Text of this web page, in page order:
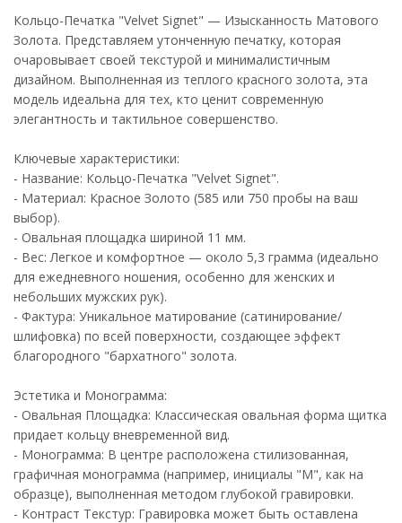
Кольцо-Печатка "Velvet Signet" — Изысканность Матового
Золота. Представляем утонченную печатку, которая
очаровывает своей текстурой и минималистичным
дизайном. Выполненная из теплого красного золота, эта
модель идеальна для тех, кто ценит современную
элегантность и тактильное совершенство.
Ключевые характеристики:
- Название: Кольцо-Печатка "Velvet Signet".
- Материал: Красное Золото (585 или 750 пробы на ваш
выбор).
- Овальная площадка шириной 11 мм.
- Вес: Легкое и комфортное — около 5,3 грамма (идеально
для ежедневного ношения, особенно для женских и
небольших мужских рук).
- Фактура: Уникальное матирование (сатинирование/
шлифовка) по всей поверхности, создающее эффект
благородного "бархатного" золота.
Эстетика и Монограмма:
- Овальная Площадка: Классическая овальная форма щитка
придает кольцу вневременной вид.
- Монограмма: В центре расположена стилизованная,
графичная монограмма (например, инициалы "М", как на
образце), выполненная методом глубокой гравировки.
- Контраст Текстур: Гравировка может быть оставлена